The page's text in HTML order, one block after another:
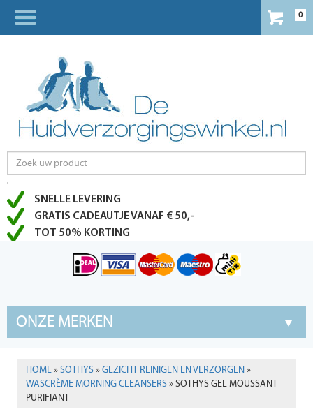
0
SNELLE LEVERING
GRATIS CADEAUTJE VANAF € 50,-
TOT 50% KORTING
ONZE MERKEN
HOME»SOTHYS»GEZICHT REINIGEN EN VERZORGEN »
WASCRÈME MORNING CLEANSERS» SOTHYS GEL MOUSSANT
PURIFIANT